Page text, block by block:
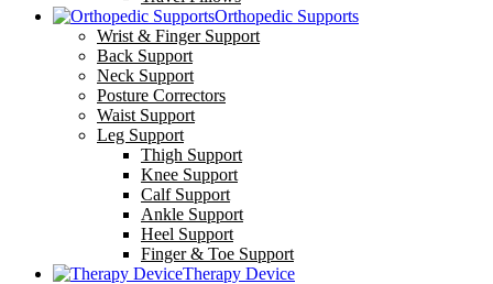
Orthopedic Supports
Wrist & Finger Support
Back Support
Neck Support
Posture Correctors
Waist Support
Leg Support
Thigh Support
Knee Support
Calf Support
Ankle Support
Heel Support
Finger & Toe Support
Therapy Device